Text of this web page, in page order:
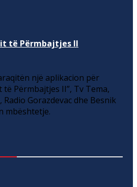
të Përmbajtjes II
një aplikacion për
Përmbajtjes II”, Tv Tema,
Radio Gorazdevac dhe Besnik
mbështetje.